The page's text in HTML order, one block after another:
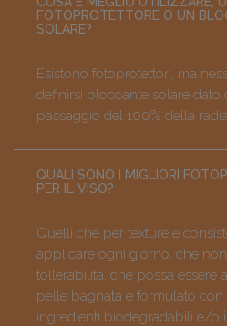
FOTOPROTETTORE O UN
SOLARE?
Esistono fotoprotettori, ma
definirsi bloccante solare
passaggio del 100% della
QUALI SONO I MIGLIORI
PER IL VISO?
Quelli che per texture e
applicare ogni giorno, che
tollerabilità, che possa essere
pelle bagnata e formulato
ingredienti biodegradabili e/o